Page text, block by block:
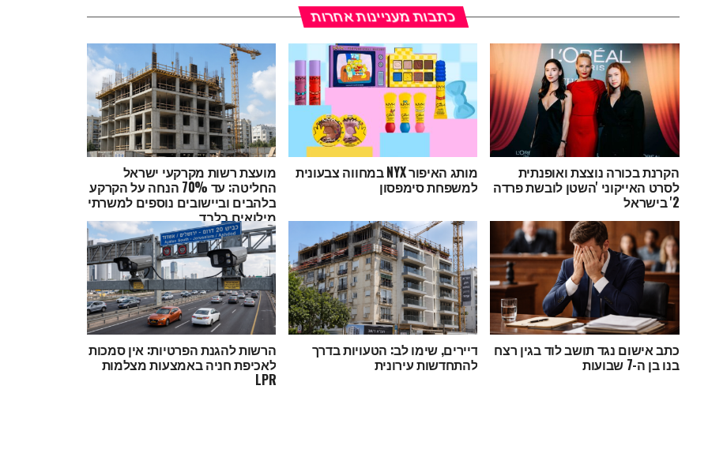
כתבות מעניינות אחרות
הקרנת בכורה נוצצת ואופנתית
לסרט האייקוני 'השטן לובשת פרדה
2' בישראל
מותג האיפור NYX במחווה צבעונית
למשפחת סימפסון
מועצת רשות מקרקעי ישראל
החליטה: עד 70% הנחה על הקרקע
בלהבים וביישובים נוספים למשרתי
מילואים בלבד
כתב אישום נגד תושב לוד בגין רצח
בנו בן ה-7 שבועות
דיירים, שימו לב: הטעויות בדרך
להתחדשות עירונית
הרשות להגנת הפרטיות: אין סמכות
לאכיפת חניה באמצעות מצלמות
LPR